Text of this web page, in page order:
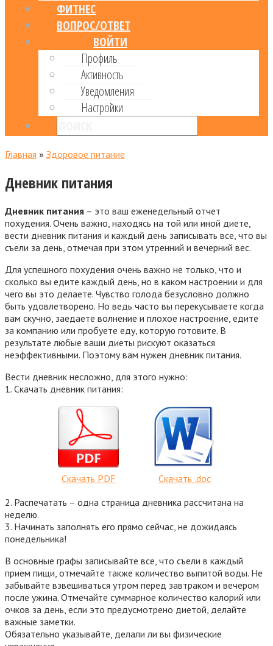
ФИТНЕС
ВОПРОС/ОТВЕТ
ВОЙТИ
Профиль
Активность
Уведомления
Настройки
Главная » Здоровое питание
Дневник питания
Дневник питания – это ваш еженедельный отчет
похудения. Очень важно, находясь на той или иной диете,
вести дневник питания и каждый день записывать все, что вы
съели за день, отмечая при этом утренний и вечерний вес.
Для успешного похудения очень важно не только, что и
сколько вы едите каждый день, но в каком настроении и для
чего вы это делаете. Чувство голода безусловно должно
быть удовлетворено. Но ведь часто вы перекусываете когда
вам скучно, заедаете волнение и плохое настроение, едите
за компанию или пробуете еду, которую готовите. В
результате любые ваши диеты рискуют оказаться
неэффективными. Поэтому вам нужен дневник питания.
Вести дневник несложно, для этого нужно:
1. Скачать дневник питания:
Скачать PDF
Скачать .doc
2. Распечатать – одна страница дневника рассчитана на
неделю.
3. Начинать заполнять его прямо сейчас, не дожидаясь
понедельника!
В основные графы записывайте все, что съели в каждый
прием пищи, отмечайте также количество выпитой воды. Не
забывайте взвешиваться утром перед завтраком и вечером
после ужина. Отмечайте суммарное количество калорий или
очков за день, если это предусмотрено диетой, делайте
важные заметки.
Обязательно указывайте, делали ли вы физические